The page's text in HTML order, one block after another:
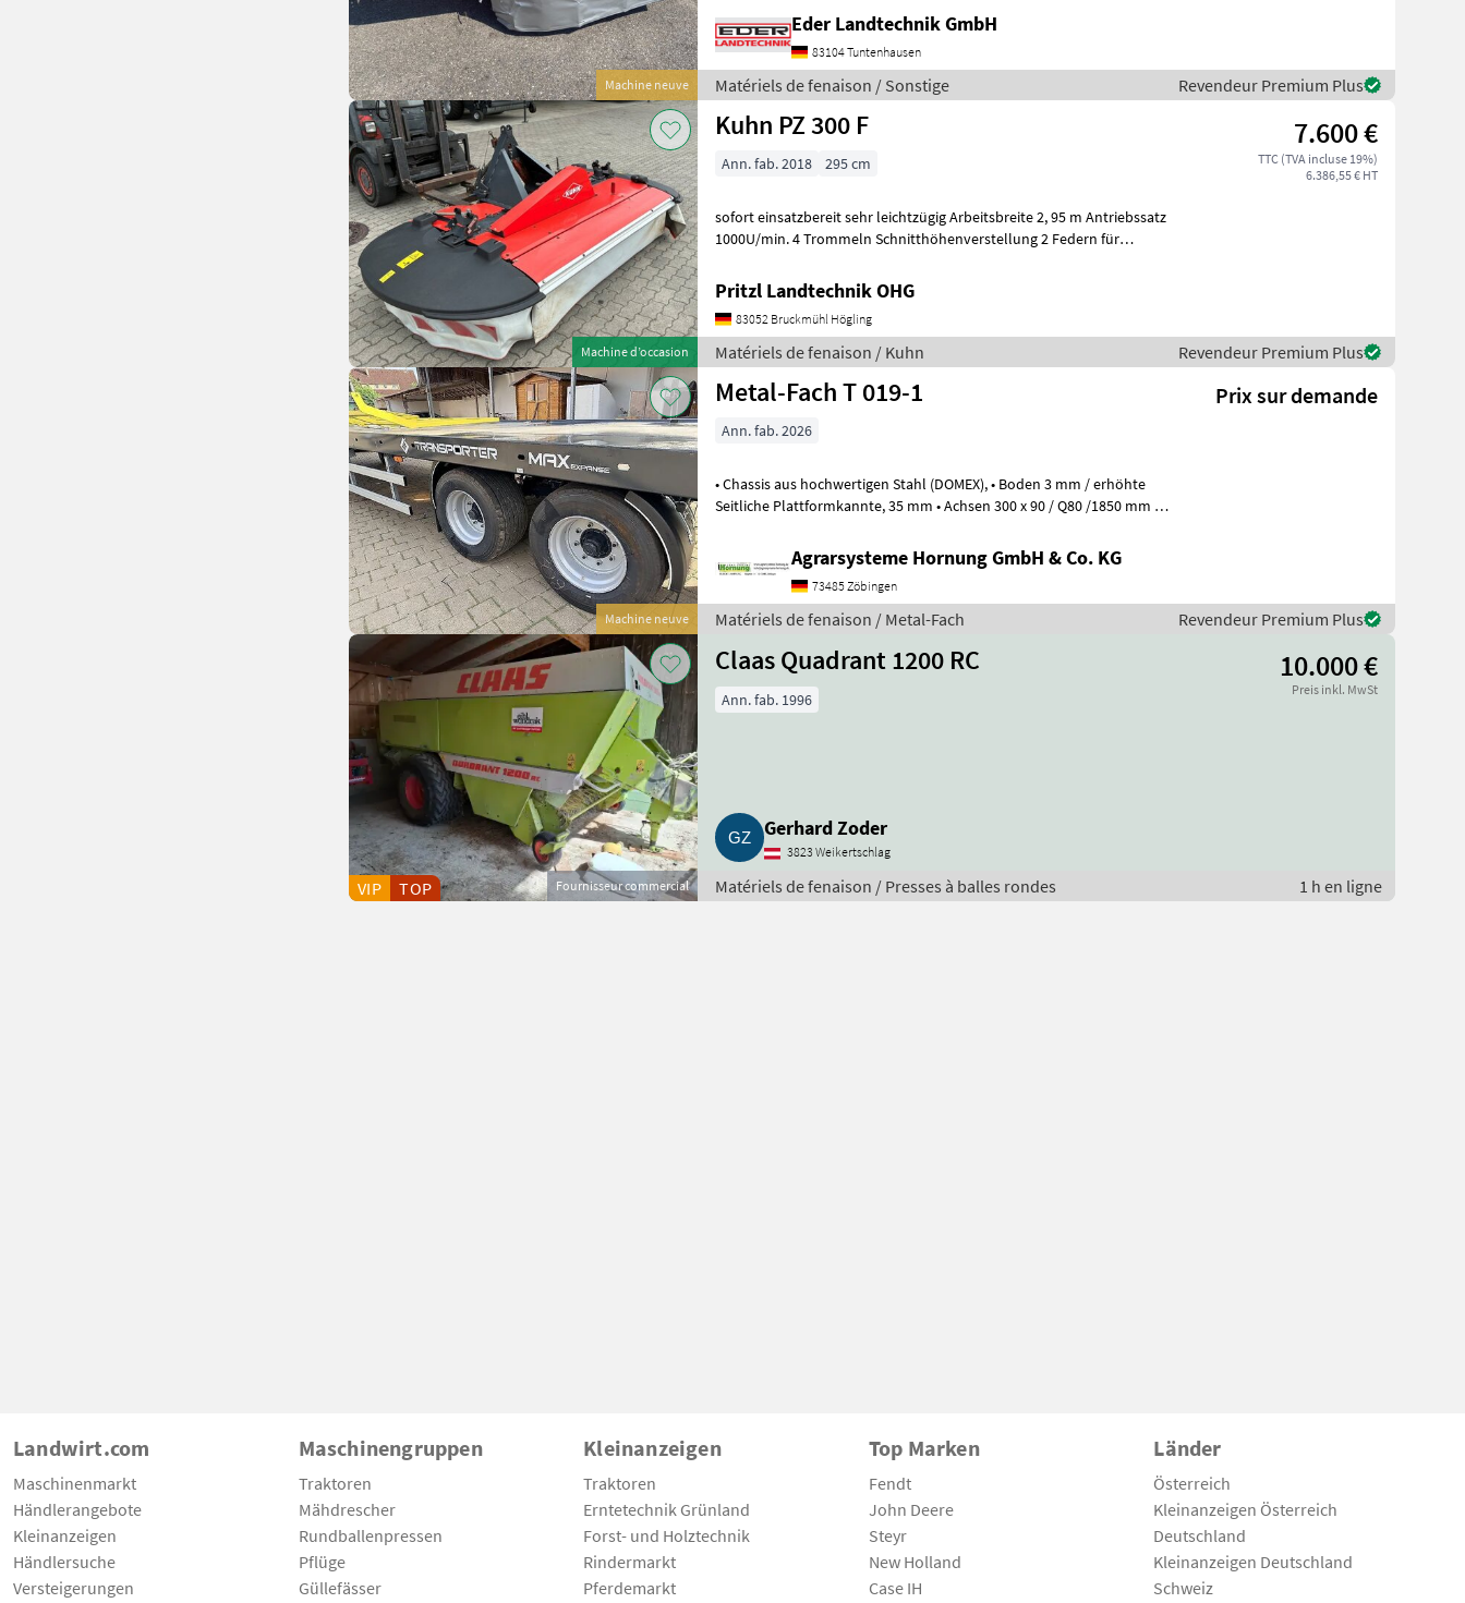
Machine neuve
Eder Landtechnik GmbH
83104 Tuntenhausen
Matériels de fenaison / Sonstige Revendeur Premium Plus
Machine d’occasion
Kuhn PZ 300 F 7.600 €
TTC (TVA incluse 19%)
6.386,55 € HT
Ann. fab. 2018 295 cm
sofort einsatzbereit sehr leichtzügig Arbeitsbreite 2, 95 m Antriebssatz
1000U/min. 4 Trommeln Schnitthöhenverstellung 2 Federn für
Pritzl Landtechnik OHG
83052 Bruckmühl Högling
Matériels de fenaison / Kuhn Revendeur Premium Plus
Machine neuve
Metal-Fach T 019-1 Prix sur demande
Ann. fab. 2026
• Chassis aus hochwertigen Stahl (DOMEX), • Boden 3 mm / erhöhte
Seitliche Plattformkannte, 35 mm • Achsen 300 x 90 / Q80 /1850 mm 8
Agrarsysteme Hornung GmbH & Co. KG
73485 Zöbingen
Matériels de fenaison / Metal-Fach Revendeur Premium Plus
Fournisseur commercial
VIP TOP
Claas Quadrant 1200 RC 10.000 €
Preis inkl. MwSt
Ann. fab. 1996
Gerhard Zoder
3823 Weikertschlag
Matériels de fenaison / Presses à balles rondes 1 h en ligne
Landwirt.com
Maschinenmarkt
Händlerangebote
Kleinanzeigen
Händlersuche
Versteigerungen
Maschinengruppen
Traktoren
Mähdrescher
Rundballenpressen
Pflüge
Güllefässer
Kleinanzeigen
Traktoren
Erntetechnik Grünland
Forst- und Holztechnik
Rindermarkt
Pferdemarkt
Top Marken
Fendt
John Deere
Steyr
New Holland
Case IH
Länder
Österreich
Kleinanzeigen Österreich
Deutschland
Kleinanzeigen Deutschland
Schweiz